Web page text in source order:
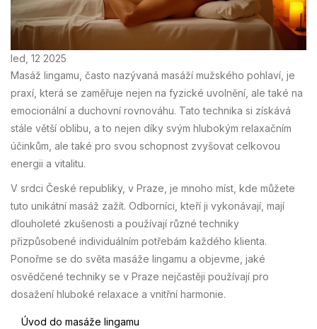
led, 12 2025
Masáž lingamu, často nazývaná masáží mužského pohlaví, je
praxí, která se zaměřuje nejen na fyzické uvolnění, ale také na
emocionální a duchovní rovnováhu. Tato technika si získává
stále větší oblibu, a to nejen díky svým hlubokým relaxačním
účinkům, ale také pro svou schopnost zvyšovat celkovou
energii a vitalitu.
V srdci České republiky, v Praze, je mnoho míst, kde můžete
tuto unikátní masáž zažít. Odborníci, kteří ji vykonávají, mají
dlouholeté zkušenosti a používají různé techniky
přizpůsobené individuálním potřebám každého klienta.
Ponořme se do světa masáže lingamu a objevme, jaké
osvědčené techniky se v Praze nejčastěji používají pro
dosažení hluboké relaxace a vnitřní harmonie.
Úvod do masáže lingamu